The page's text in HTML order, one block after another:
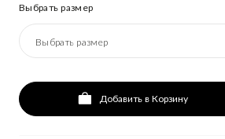
Выбрать размер
Выбрать размер
Добавить в Корзину